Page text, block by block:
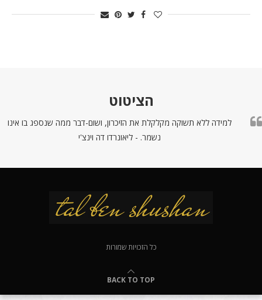
הציטוט
למידה ללא תשוקה מקלקלת את הזיכרון, ושום-דבר ממה שנספג בו אינו
נשמר. - ליאונרדו דה וינצ'י
כל הזכויות שמורות
BACK TO TOP